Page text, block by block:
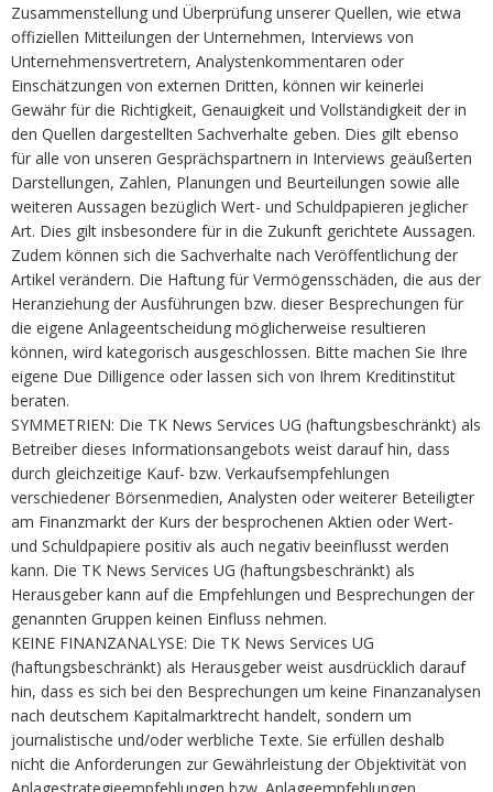
Zusammenstellung und Überprüfung unserer Quellen, wie etwa
offiziellen Mitteilungen der Unternehmen, Interviews von
Unternehmensvertretern, Analystenkommentaren oder
Einschätzungen von externen Dritten, können wir keinerlei
Gewähr für die Richtigkeit, Genauigkeit und Vollständigkeit der in
den Quellen dargestellten Sachverhalte geben. Dies gilt ebenso
für alle von unseren Gesprächspartnern in Interviews geäußerten
Darstellungen, Zahlen, Planungen und Beurteilungen sowie alle
weiteren Aussagen bezüglich Wert- und Schuldpapieren jeglicher
Art. Dies gilt insbesondere für in die Zukunft gerichtete Aussagen.
Zudem können sich die Sachverhalte nach Veröffentlichung der
Artikel verändern. Die Haftung für Vermögensschäden, die aus der
Heranziehung der Ausführungen bzw. dieser Besprechungen für
die eigene Anlageentscheidung möglicherweise resultieren
können, wird kategorisch ausgeschlossen. Bitte machen Sie Ihre
eigene Due Dilligence oder lassen sich von Ihrem Kreditinstitut
beraten.
SYMMETRIEN: Die TK News Services UG (haftungsbeschränkt) als
Betreiber dieses Informationsangebots weist darauf hin, dass
durch gleichzeitige Kauf- bzw. Verkaufsempfehlungen
verschiedener Börsenmedien, Analysten oder weiterer Beteiligter
am Finanzmarkt der Kurs der besprochenen Aktien oder Wert-
und Schuldpapiere positiv als auch negativ beeinflusst werden
kann. Die TK News Services UG (haftungsbeschränkt) als
Herausgeber kann auf die Empfehlungen und Besprechungen der
genannten Gruppen keinen Einfluss nehmen.
KEINE FINANZANALYSE: Die TK News Services UG
(haftungsbeschränkt) als Herausgeber weist ausdrücklich darauf
hin, dass es sich bei den Besprechungen um keine Finanzanalysen
nach deutschem Kapitalmarktrecht handelt, sondern um
journalistische und/oder werbliche Texte. Sie erfüllen deshalb
nicht die Anforderungen zur Gewährleistung der Objektivität von
Anlagestrategieempfehlungen bzw. Anlageempfehlungen.